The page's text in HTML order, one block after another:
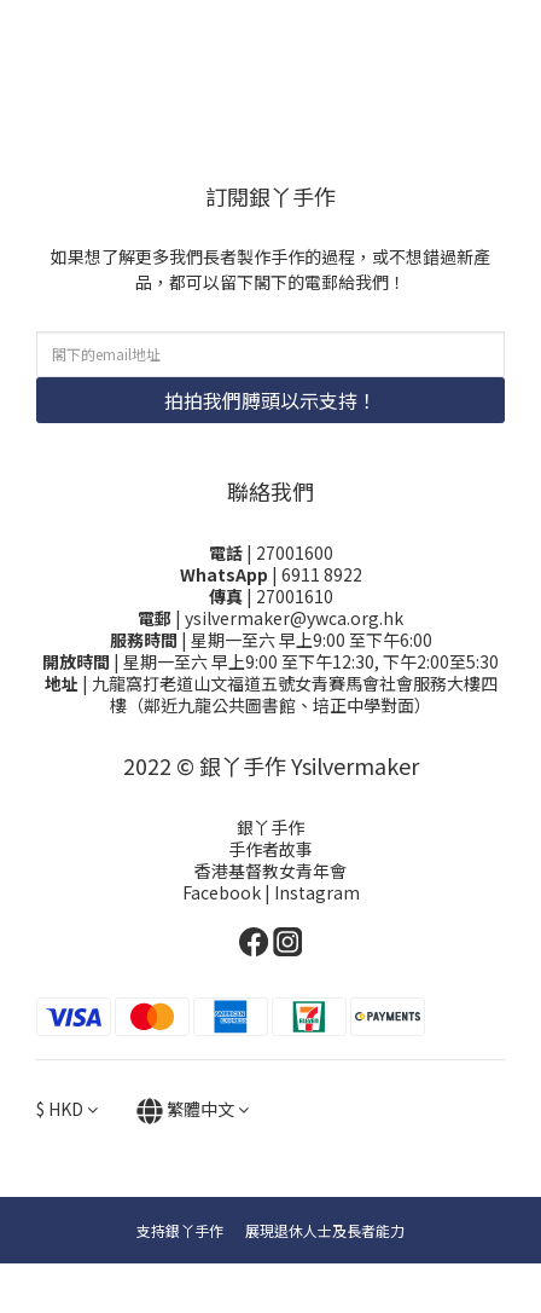
訂閱銀丫手作
如果想了解更多我們長者製作手作的過程，或不想錯過新產
品，都可以留下閣下的電郵給我們！
拍拍我們膊頭以示支持！
聯絡我們
電話 | 27001600
WhatsApp | 6911 8922
傳真| 27001610
電郵 | ysilvermaker@ywca.org.hk
服務時間 | 星期一至六 早上9:00 至下午6:00
開放時間 | 星期一至六 早上9:00 至下午12:30, 下午2:00至5:30
地址 | 九龍窩打老道山文福道五號女青賽馬會社會服務大樓四
樓（鄰近九龍公共圖書館、培正中學對面）
2022 © 銀丫手作 Ysilvermaker
銀丫手作
手作者故事
香港基督教女青年會
Facebook | Instagram
$ HKD 繁體中文
支持銀丫手作 展現退休人士及長者能力